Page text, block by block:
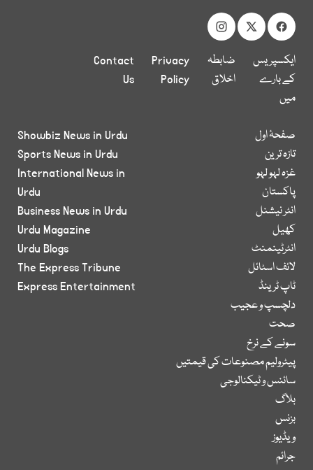
ایکسپریس
کے بارے
میں
ضابطہ
اخلاق
Privacy
Policy
Contact
Us
صفحۂ اول
تازہ ترین
غزہ لہو لہو
پاکستان
انٹر نیشنل
کھیل
انٹرٹینمنٹ
لائف اسٹائل
ٹاپ ٹرینڈ
دلچسپ و عجیب
صحت
سونے کے نرخ
پیٹرولیم مصنوعات کی قیمتیں
سائنس و ٹیکنالوجی
بلاگ
بزنس
ویڈیوز
جرائم
Showbiz News in Urdu
Sports News in Urdu
International News in
Urdu
Business News in Urdu
Urdu Magazine
Urdu Blogs
The Express Tribune
Express Entertainment